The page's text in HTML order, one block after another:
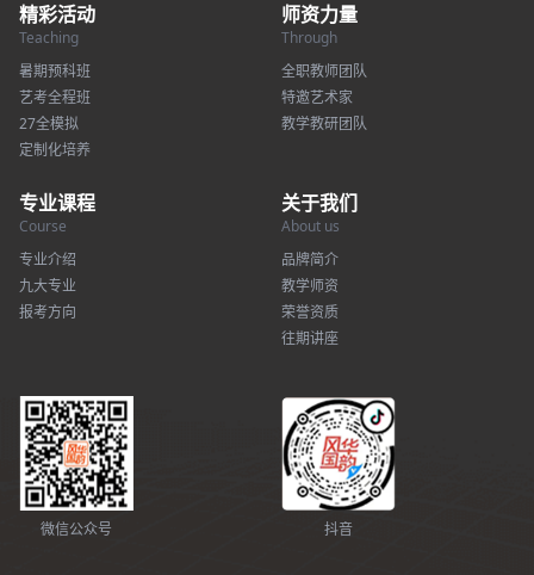
精彩活动
Teaching
暑期预科班
艺考全程班
27全模拟
定制化培养
师资力量
Through
全职教师团队
特邀艺术家
教学教研团队
专业课程
Course
专业介绍
九大专业
报考方向
关于我们
About us
品牌简介
教学师资
荣誉资质
往期讲座
微信公众号 抖音